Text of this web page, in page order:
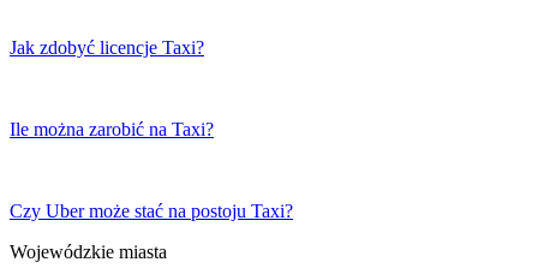
Jak zdobyć licencje Taxi?
Ile można zarobić na Taxi?
Czy Uber może stać na postoju Taxi?
Wojewódzkie miasta